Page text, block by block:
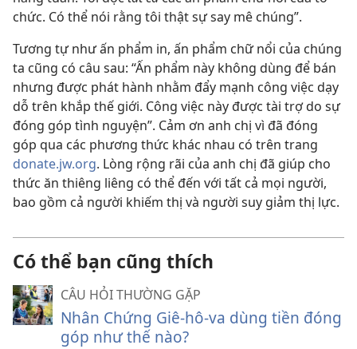
chức. Có thể nói rằng tôi thật sự say mê chúng”.
Tương tự như ấn phẩm in, ấn phẩm chữ nổi của chúng
ta cũng có câu sau: “Ấn phẩm này không dùng để bán
nhưng được phát hành nhằm đẩy mạnh công việc dạy
dỗ trên khắp thế giới. Công việc này được tài trợ do sự
đóng góp tình nguyện”. Cảm ơn anh chị vì đã đóng
góp qua các phương thức khác nhau có trên trang
donate.jw.org. Lòng rộng rãi của anh chị đã giúp cho
thức ăn thiêng liêng có thể đến với tất cả mọi người,
bao gồm cả người khiếm thị và người suy giảm thị lực.
Có thể bạn cũng thích
CÂU HỎI THƯỜNG GẶP
Nhân Chứng Giê-hô-va dùng tiền đóng
góp như thế nào?